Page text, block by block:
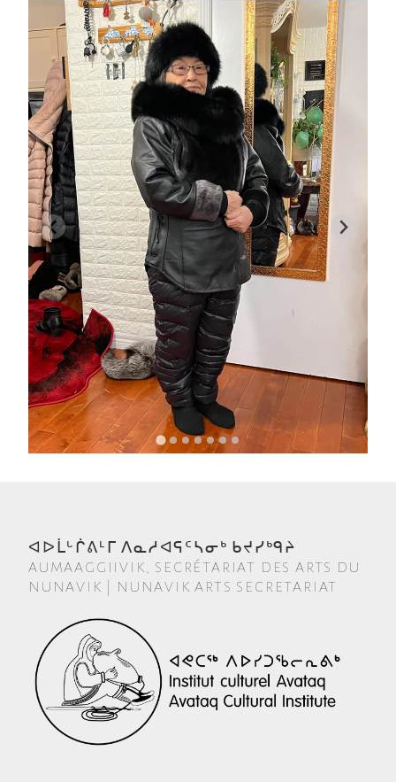
ᐊᐅᒫᒡᒌᕕᒻᒥ ᐱᓇᓱᐊᕋᑦᓴᓂᒃ ᑲᔪᓯᒃᑫᔨ
AUMAAGGIIVIK, SECRÉTARIAT DES ARTS DU
NUNAVIK | NUNAVIK ARTS SECRETARIAT